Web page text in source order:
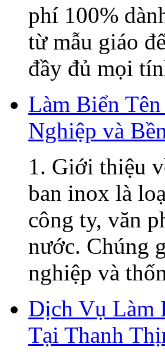
phí 100%
từ mẫu giáo
đầy đủ mọi
Làm Biển
Nghiệp và
1. Giới thiệu
ban inox là
công ty, văn
nước. Chúng
nghiệp và
Dịch Vụ Làm
Tại Thanh